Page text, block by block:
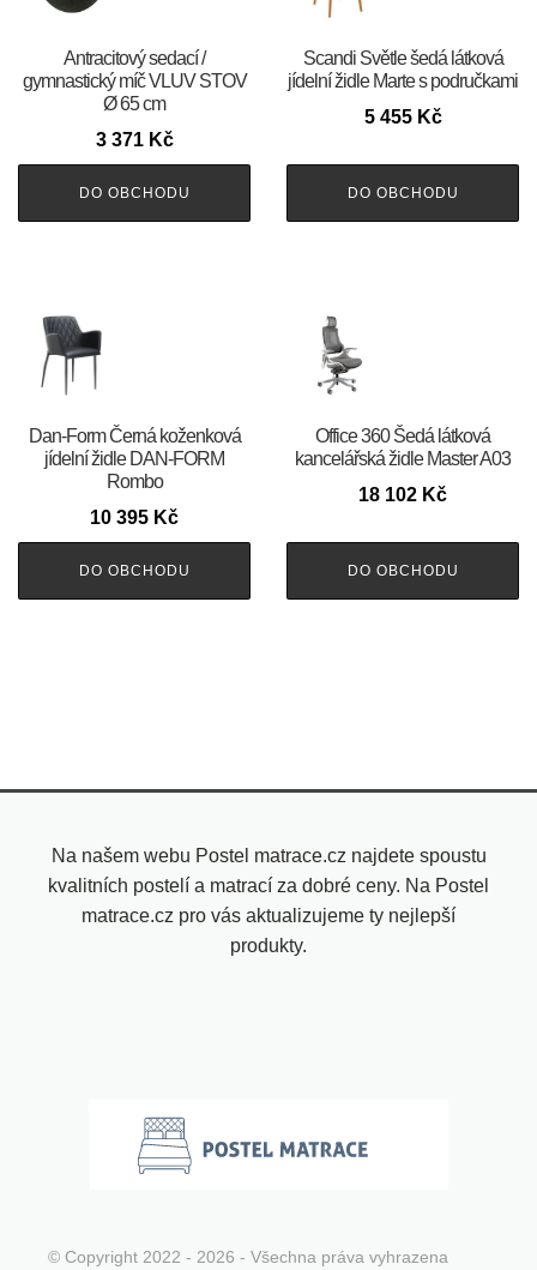
Antracitový sedací /
gymnastický míč VLUV STOV
Ø 65 cm
3 371 Kč
DO OBCHODU
Scandi Světle šedá látková
jídelní židle Marte s područkami
5 455 Kč
DO OBCHODU
​​​​​Dan-Form Černá koženková
jídelní židle DAN-FORM
Rombo
10 395 Kč
DO OBCHODU
Office 360 Šedá látková
kancelářská židle Master A03
18 102 Kč
DO OBCHODU
Na našem webu Postel matrace.cz najdete spoustu
kvalitních postelí a matrací za dobré ceny. Na Postel
matrace.cz pro vás aktualizujeme ty nejlepší
produkty.
© Copyright 2022 - 2026 - Všechna práva vyhrazena